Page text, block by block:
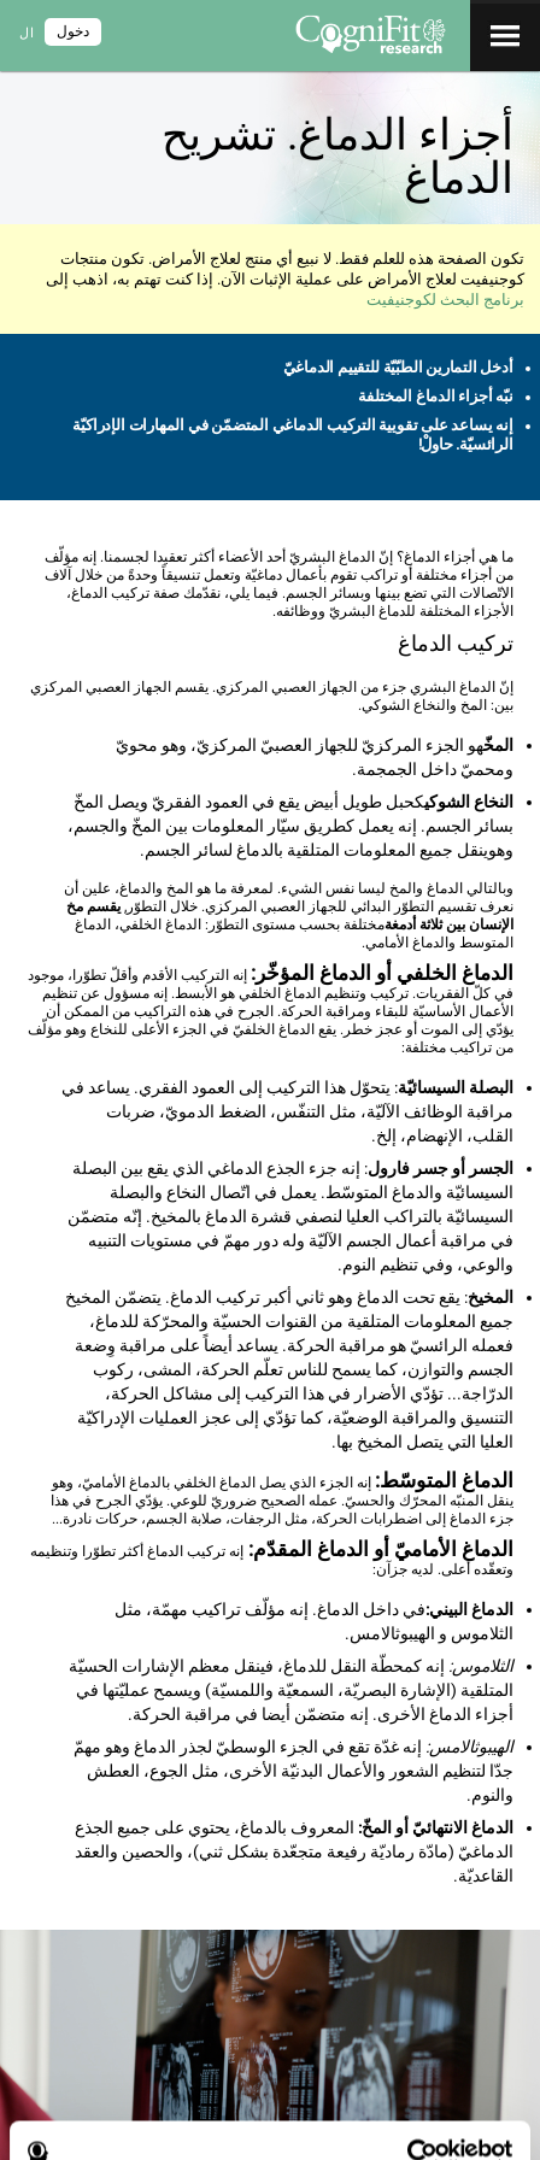
ال دخول
أجزاء الدماغ. تشريح
الدماغ
تكون الصفحة هذه للعلم فقط. لا نبيع أي منتج لعلاج الأمراض. تكون منتجات
كوجنيفيت لعلاج الأمراض على عملية الإثبات الآن. إذا كنت تهتم به، اذهب إلى
برنامج البحث لكوجنيفيت
أدخل التمارين الطبّيّة للتقييم الدماغيّ
نبّه أجزاء الدماغ المختلفة
إنه يساعد على تقويية التركيب الدماغي المتضمّن في المهارات الإدراكيّة
الرائسيّة. حاولْ!
ما هي أجزاء الدماغ؟ إنّ الدماغ البشريّ أحد الأعضاء أكثر تعقيدا لجسمنا. إنه مؤلّف
من أجزاء مختلفة أو تراكب تقوم بأعمال دماغيّة وتعمل تنسيقاً وحدةً من خلال آلاف
الاتّصالات التي تضع بينها وبسائر الجسم. فيما يلي، نقدّمك صفة تركيب الدماغ،
الأجزاء المختلفة للدماغ البشريّ ووظائفه.
تركيب الدماغ
إنّ الدماغ البشري جزء من الجهاز العصبي المركزي. يقسم الجهاز العصبي المركزي
بين: المخ والنخاع الشوكي.
المخّهو الجزء المركزيّ للجهاز العصبيّ المركزيّ، وهو محويّ
ومحميّ داخل الجمجمة.
النخاع الشوكيكحبل طويل أبيض يقع في العمود الفقريّ ويصل المخّ
بسائر الجسم. إنه يعمل كطريق سيّار المعلومات بين المخّ والجسم،
وهوينقل جميع المعلومات المتلقية بالدماغ لسائر الجسم.
وبالتالي الدماغ والمخ ليسا نفس الشيء. لمعرفة ما هو المخ والدماغ، علين أن
نعرف تقسيم التطوّر البدائي للجهاز العصبي المركزي. خلال التطوّر,يقسم مخ
الإنسان بين ثلاثة أدمغةمختلفة بحسب مستوى التطوّر: الدماغ الخلفي، الدماغ
المتوسط والدماغ الأمامي.
الدماغ الخلفي أو الدماغ المؤخّر: إنه التركيب الأقدم وأقلّ تطوّرا، موجود
في كلّ الفقريات. تركيب وتنظيم الدماغ الخلفي هو الأبسط. إنه مسؤول عن تنظيم
الأعمال الأساسيّة للبقاء ومراقبة الحركة. الجرح في هذه التراكيب من الممكن أن
يؤدّي إلى الموت أو عجز خطر. يقع الدماغ الخلفيّ في الجزء الأعلى للنخاع وهو مؤلّف
من تراكيب مختلفة:
البصلة السيسائيّة: يتحوّل هذا التركيب إلى العمود الفقري. يساعد في
مراقبة الوظائف الآليّة، مثل التنفّس، الضغط الدمويّ، ضربات
القلب، الإنهضام، إلخ.
الجسر أو جسر فارول: إنه جزء الجذع الدماغي الذي يقع بين البصلة
السيسائيّة والدماغ المتوسّط. يعمل في اتّصال النخاع والبصلة
السيسائيّة بالتراكب العليا لنصفي قشرة الدماغ بالمخيخ. إنّه متضمّن
في مراقبة أعمال الجسم الآليّة وله دور مهمّ في مستويات التنبيه
والوعي، وفي تنظيم النوم.
المخيخ: يقع تحت الدماغ وهو ثاني أكبر تركيب الدماغ. يتضمّن المخيخ
جميع المعلومات المتلقية من القنوات الحسيّة والمحرّكة للدماغ،
فعمله الرائسيّ هو مراقبة الحركة. يساعد أيضاً على مراقبة وِضعة
الجسم والتوازن، كما يسمح للناس تعلّم الحركة، المشى، ركوب
الدرّاجة... تؤدّي الأضرار في هذا التركيب إلى مشاكل الحركة،
التنسيق والمراقبة الوضعيّة، كما تؤدّي إلى عجز العمليات الإدراكيّة
العليا التي يتصل المخيخ بها.
الدماغ المتوسّط: إنه الجزء الذي يصل الدماغ الخلفي بالدماغ الأماميّ، وهو
ينقل المنبّه المحرّك والحسيّ. عمله الصحيح ضروريّ للوعي. يؤدّي الجرح في هذا
جزء الدماغ إلى اضطرابات الحركة، مثل الرجفات، صلابة الجسم، حركات نادرة...
الدماغ الأماميّ أو الدماغ المقدّم:إنه تركيب الدماغ أكثر تطوّرا وتنظيمه
وتعقّده أعلى. لديه جزآن:
الدماغ البيني:في داخل الدماغ. إنه مؤلّف تراكيب مهمّة، مثل
الثلاموس و الهيبوثالامس.
الثلاموس: إنه كمحطّة النقل للدماغ، فينقل معظم الإشارات الحسيّة
المتلقية (الإشارة البصريّة، السمعيّة واللمسيّة) ويسمح عمليّتها في
أجزاء الدماغ الأخرى. إنه متضمّن أيضا في مراقبة الحركة.
الهيبوثالامس: إنه غدّة تقع في الجزء الوسطيّ لجذر الدماغ وهو مهمّ
جدّا لتنظيم الشعور والأعمال البدنيّة الأخرى، مثل الجوع، العطش
والنوم.
الدماغ الانتهائيّ أو المخّ: المعروف بالدماغ، يحتوي على جميع الجذع
الدماغيّ (مادّة رماديّة رفيعة متجعّدة بشكل ثني)، والحصين والعقد
القاعديّة.